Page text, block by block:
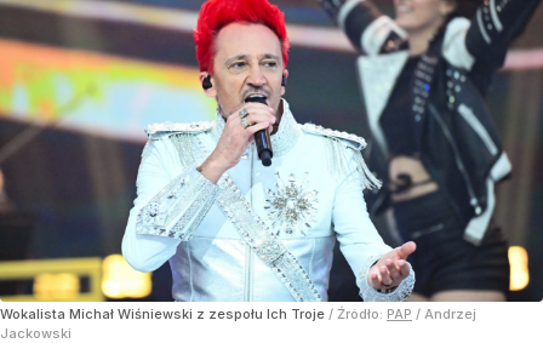
Wokalista Michał Wiśniewski z zespołu Ich Troje / Źródło: PAP / Andrzej
Jackowski